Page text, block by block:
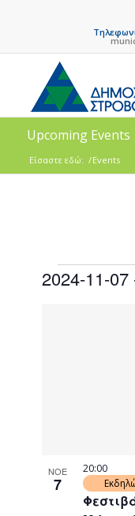
Upcoming Events
Είσαστε εδώ: /Events
2024-11-07
ΝΟΕ
7
20:00